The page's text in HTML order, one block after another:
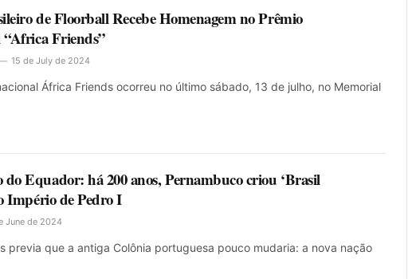
de Floorball Recebe Homenagem no Prêmio
Friends”
15 de July de 2024
África Friends ocorreu no último sábado, 13 de julho, no Memorial
do Equador: há 200 anos, Pernambuco criou ‘Brasil
Império de Pedro I
June de 2024
previa que a antiga Colônia portuguesa pouco mudaria: a nova nação